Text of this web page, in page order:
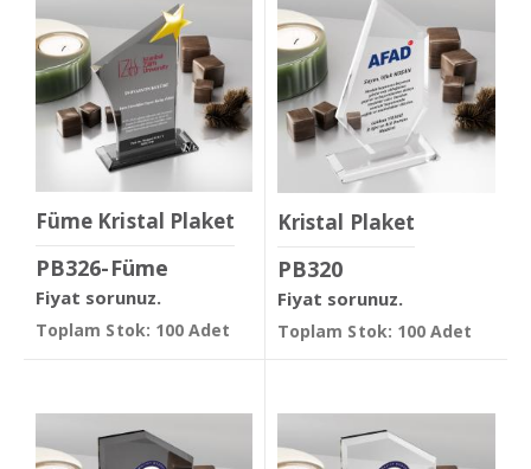
Füme Kristal Plaket
PB326-Füme
Fiyat sorunuz.
Toplam Stok: 100 Adet
Kristal Plaket
PB320
Fiyat sorunuz.
Toplam Stok: 100 Adet